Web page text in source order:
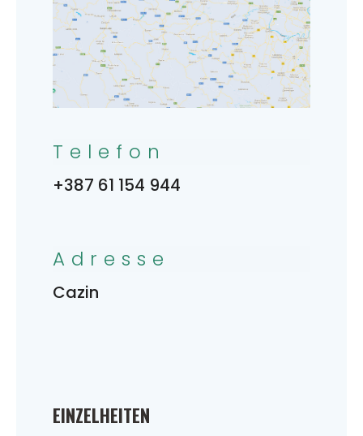
EINZELHEITEN
Telefon
+387 61 154 944
Adresse
Cazin